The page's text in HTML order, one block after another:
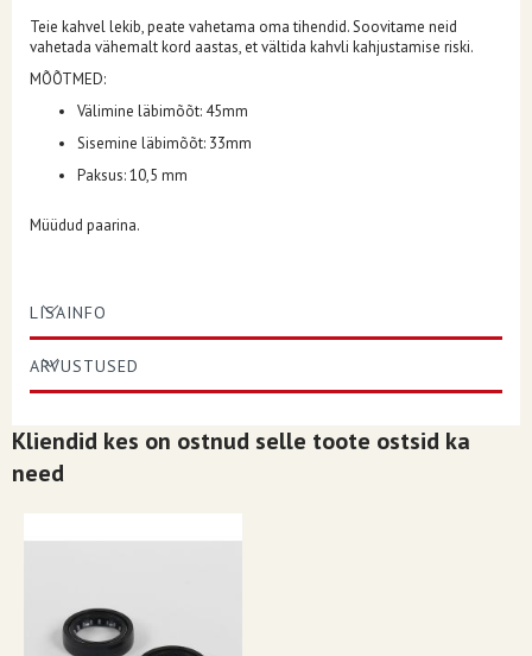
Teie kahvel lekib, peate vahetama oma tihendid. Soovitame neid
vahetada vähemalt kord aastas, et vältida kahvli kahjustamise riski.
MÕÕTMED:
Välimine läbimõõt: 45mm
Sisemine läbimõõt: 33mm
Paksus: 10,5 mm
Müüdud paarina.
LISAINFO
ARVUSTUSED
Kliendid kes on ostnud selle toote ostsid ka
need